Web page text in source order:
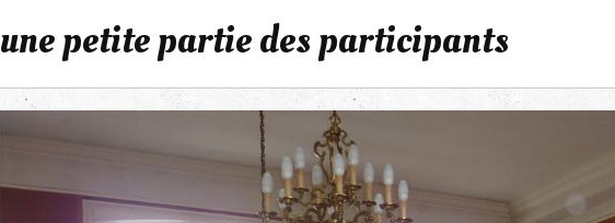
une petite partie des participants